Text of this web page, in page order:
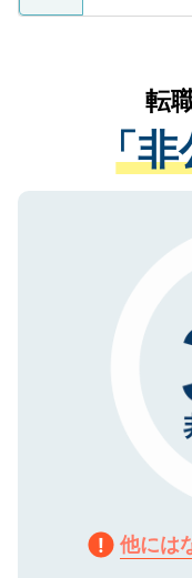
ているすべ
は、個人情
管理基準を
る、プライ
ご登録いた
で、機密保
かがいして
経験をまじ
させていた
ない方には
ので、まず
転
「
他には